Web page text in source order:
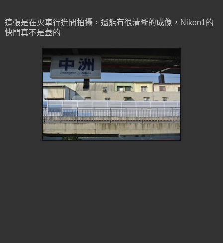
這張是在火車行進間拍攝，還能有很清晰的成像，Nikon1的
快門真不是蓋的